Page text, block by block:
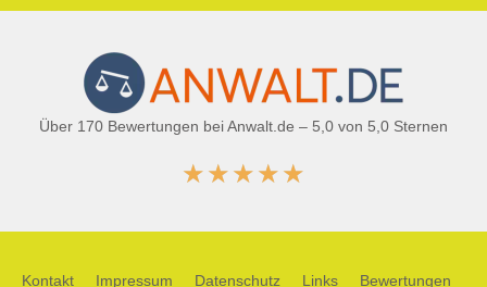
Über 170 Bewertungen bei Anwalt.de – 5,0 von 5,0 Sternen
★★★★★
Kontakt Impressum Datenschutz Links Bewertungen